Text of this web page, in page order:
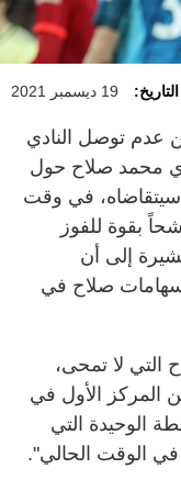
التاريخ: 19 ديسمبر 2021
توصل النادي
محمد صلاح حول
سيتقاضاه، في وقت
بقوة للفوز
إلى أن
نقطة لولا إسهامات صلاح في
لا تمحى،
بعد 13 نقطة من المركز الأول في
الوحيدة التي
الوقت الحالي".